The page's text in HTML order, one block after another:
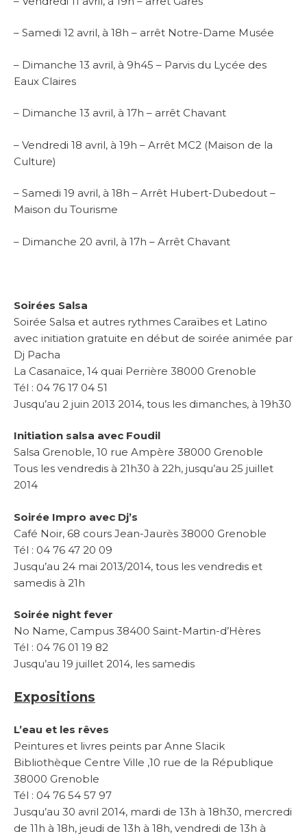
– Samedi 12 avril, à 18h – arrêt Notre-Dame Musée
– Dimanche 13 avril, à 9h45 – Parvis du Lycée des
Eaux Claires
– Dimanche 13 avril, à 17h – arrêt Chavant
– Vendredi 18 avril, à 19h – Arrêt MC2 (Maison de la
Culture)
– Samedi 19 avril, à 18h – Arrêt Hubert-Dubedout –
Maison du Tourisme
– Dimanche 20 avril, à 17h – Arrêt Chavant
Soirées Salsa
Soirée Salsa et autres rythmes Caraïbes et Latino
avec initiation gratuite en début de soirée animée par
Dj Pacha
La Casanaïce, 14 quai Perrière 38000 Grenoble
Tél : 04 76 17 04 51
Jusqu’au 2 juin 2013 2014, tous les dimanches, à 19h30
Initiation salsa avec Foudil
Salsa Grenoble, 10 rue Ampère 38000 Grenoble
Tous les vendredis à 21h30 à 22h, jusqu’au 25 juillet
2014
Soirée Impro avec Dj’s
Café Noir, 68 cours Jean-Jaurès 38000 Grenoble
Tél : 04 76 47 20 09
Jusqu’au 24 mai 2013/2014, tous les vendredis et
samedis à 21h
Soirée night fever
No Name, Campus 38400 Saint-Martin-d’Hères
Tél : 04 76 01 19 82
Jusqu’au 19 juillet 2014, les samedis
Expositions
L’eau et les rêves
Peintures et livres peints par Anne Slacik
Bibliothèque Centre Ville ,10 rue de la République
38000 Grenoble
Tél : 04 76 54 57 97
Jusqu’au 30 avril 2014, mardi de 13h à 18h30, mercredi
de 11h à 18h, jeudi de 13h à 18h, vendredi de 13h à